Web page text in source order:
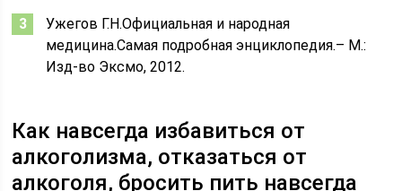
Ужегов Г.Н.Официальная и народная
медицина.Самая подробная энциклопедия.– М.:
Изд-во Эксмо, 2012.
Как навсегда избавиться от
алкоголизма, отказаться от
алкоголя, бросить пить навсегда